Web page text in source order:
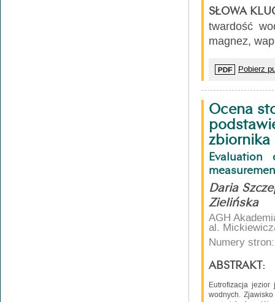
SŁOWA
twardość
magnez,
Pobierz
Ocena
zbiornika
Daria
Zielińska
AGH
al.
Numery
ABSTRAKT:
Eutrofizacja jezior
wodnych.